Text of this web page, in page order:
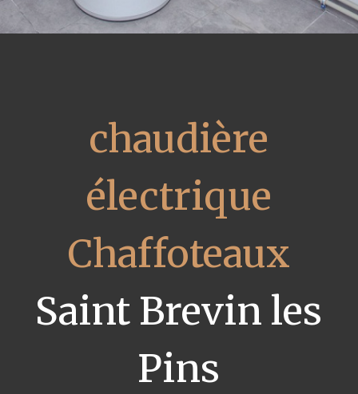
chaudière
électrique
Chaffoteaux
Saint Brevin les
Pins